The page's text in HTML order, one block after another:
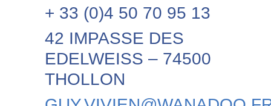
+ 33 (0)4 50 70 95 13
42 IMPASSE DES
EDELWEISS – 74500
THOLLON